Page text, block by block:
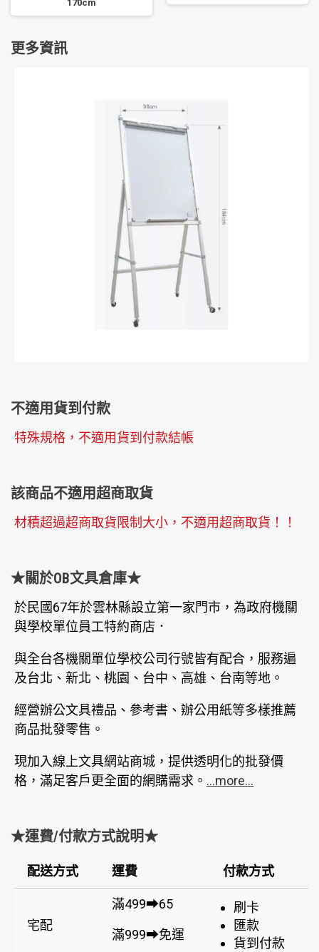
170cm
更多資訊
不適用貨到付款
特殊規格，不適用貨到付款結帳
該商品不適用超商取貨
材積超過超商取貨限制大小，不適用超商取貨！！
★關於OB文具倉庫★
於民國67年於雲林縣設立第一家門市，為政府機關
與學校單位員工特約商店．
與全台各機關單位學校公司行號皆有配合，服務遍
及台北、新北、桃園、台中、高雄、台南等地。
經營辦公文具禮品、參考書、辦公用紙等多樣推薦
商品批發零售。
現加入線上文具網站商城，提供透明化的批發價
格，滿足客戶更全面的網購需求。 ...more...
★運費/付款方式說明★
配送方式 運費 付款方式
宅配
滿499➡65
滿999➡免運
刷卡
匯款
貨到付款